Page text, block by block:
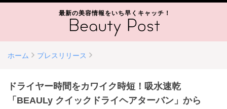
最新の美容情報をいち早くキャッチ！
ホーム プレスリリース
ドライヤー時間をカワイク時短！吸水速乾
「BEAULy クイックドライヘアターバン」から